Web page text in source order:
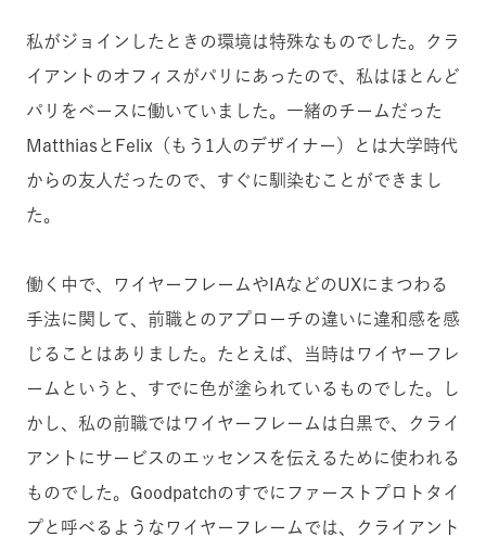
私がジョインしたときの環境は特殊なものでした。クラ
イアントのオフィスがパリにあったので、私はほとんど
パリをベースに働いていました。一緒のチームだった
MatthiasとFelix（もう1人のデザイナー）とは大学時代
からの友人だったので、すぐに馴染むことができまし
た。
働く中で、ワイヤーフレームやIAなどのUXにまつわる
手法に関して、前職とのアプローチの違いに違和感を感
じることはありました。たとえば、当時はワイヤーフレ
ームというと、すでに色が塗られているものでした。し
かし、私の前職ではワイヤーフレームは白黒で、クライ
アントにサービスのエッセンスを伝えるために使われる
ものでした。Goodpatchのすでにファーストプロトタイ
プと呼べるようなワイヤーフレームでは、クライアント